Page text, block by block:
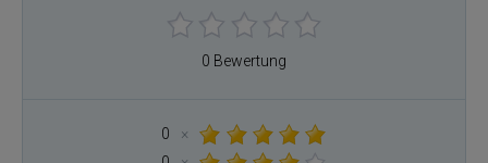
0 Bewertung
0
×